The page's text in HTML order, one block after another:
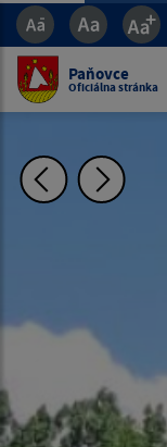
Paňovce
Oficiálna stránka